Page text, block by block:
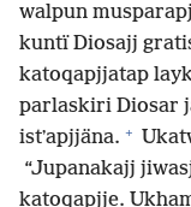
walpun
kuntï Diosajj
katoqapjjatap
parlaskiri Diosar
istʼapjjäna. +
“Jupanakajj
katoqapjje.